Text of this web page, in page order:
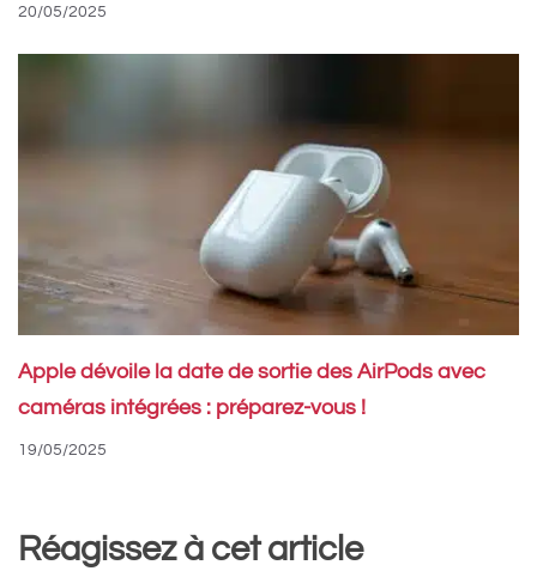
20/05/2025
Apple dévoile la date de sortie des AirPods avec
caméras intégrées : préparez-vous !
19/05/2025
Réagissez à cet article